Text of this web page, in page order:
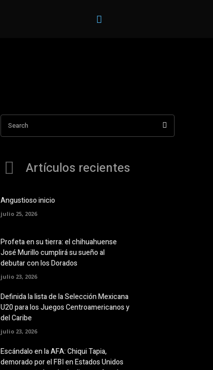
Ciencia y Tecnología
Search
Artículos recientes
Angustioso inicio
julio 25, 2026
Profeta en su tierra: el chihuahuense
José Murillo cumplirá su sueño al
debutar con los Dorados
julio 23, 2026
Definida la lista de la Selección Mexicana
U20 para los Juegos Centroamericanos y
del Caribe
julio 23, 2026
Escándalo en la AFA: Chiqui Tapia,
demorado por el FBI en Estados Unidos